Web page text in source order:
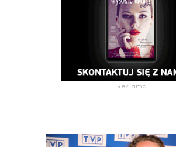
Reklama